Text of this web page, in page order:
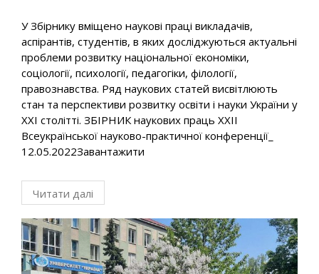
У Збірнику вміщено наукові праці викладачів,
аспірантів, студентів, в яких досліджуються актуальні
проблеми розвитку національної економіки,
соціології, психології, педагогіки, філології,
правознавства. Ряд наукових статей висвітлюють
стан та перспективи розвитку освіти і науки України у
XXI столітті. ЗБІРНИК наукових праць ХХІІ
Всеукраїнської науково-практичної конференції_
12.05.2022Завантажити
Читати далі